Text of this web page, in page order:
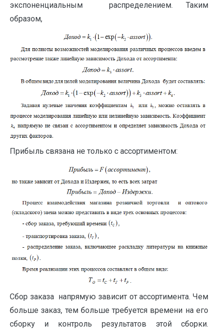
экспоненциальным распределением. Таким
образом,
Прибыль связана не только с ассортиментом:
Сбор заказа напрямую зависит от ассортимента. Чем
больше заказ, тем больше требуется времени на его
сборку и контроль результатов этой сборки.